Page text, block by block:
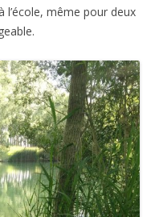
l’école, même pour deux